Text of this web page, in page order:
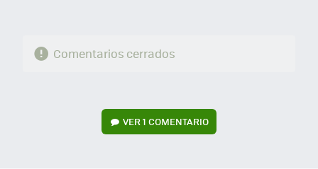
Comentarios cerrados
VER1 COMENTARIO